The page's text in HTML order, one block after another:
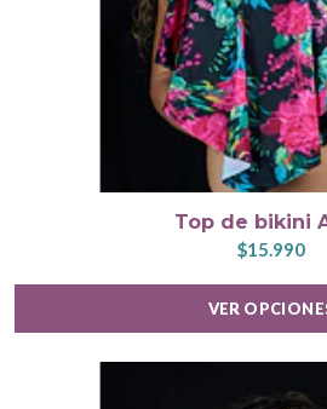
Top de bikini
$15.990
VER